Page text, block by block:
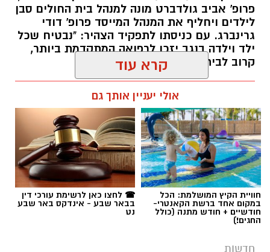
פרופ' אביב גולדברט מונה למנהל בית החולים סבן
לילדים ויחליף את המנהל המייסד פרופ' דודי
גרינברג. עם כניסתו לתפקיד הצהיר: "נבטיח שכל
ילד וילדה בנגב יזכו לרפואה המתקדמת ביותר,
קרוב לבית".
תגים:פרופ' אביב גולדברט
קרא עוד
אולי יעניין אותך גם
חוויית הקיץ המושלמת: הכל
במקום אחד ברשת הקאנטרי-
חודשיים + חודש מתנה (כולל
החגים!)
☎ לחצו כאן לרשימת עורכי דין
בבאר שבע - אינדקס באר שבע
נט
חדשות